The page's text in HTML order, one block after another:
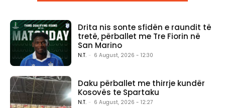
Drita nis sonte sfidën e raundit të
tretë, përballet me Tre Fiorin në
San Marino
N.T. - 6 August, 2026 - 12:30
Daku përballet me thirrje kundër
Kosovës te Spartaku
N.T. - 6 August, 2026 - 12:27